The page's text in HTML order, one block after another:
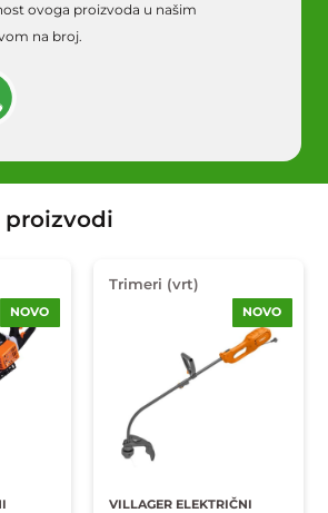
ovoga proizvoda u našim
na broj.
proizvodi
NOVO
Trimeri (vrt)
NOVO
VILLAGER ELEKTRIČNI